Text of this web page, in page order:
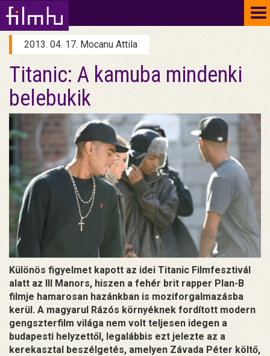
2013. 04. 17. Mocanu Attila
Titanic: A kamuba mindenki
belebukik
Különös figyelmet kapott az idei Titanic Filmfesztivál
alatt az Ill Manors, hiszen a fehér brit rapper Plan-B
filmje hamarosan hazánkban is moziforgalmazásba
kerül. A magyarul Rázós környéknek fordított modern
gengszterfilm világa nem volt teljesen idegen a
budapesti helyzettől, legalábbis ezt jelezte az a
kerekasztal beszélgetés, amelyen Závada Péter költő,